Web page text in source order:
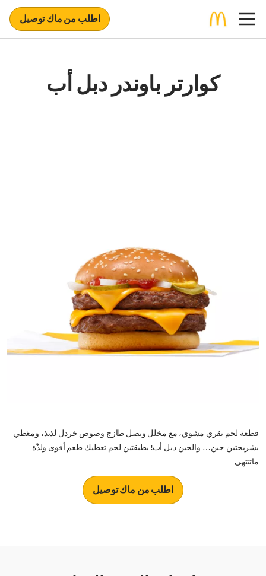
اطلب من ماك توصيل
كوارتر باوندر دبل أب
قطعة لحم بقري مشوي، مع مخلل وبصل طازج وصوص خردل لذيذ، ومغطي
بشريحتين جبن… والحين دبل أب! بطبقتين لحم تعطيك طعم أقوى ولذّة
ماتنتهي
اطلب من ماك توصيل